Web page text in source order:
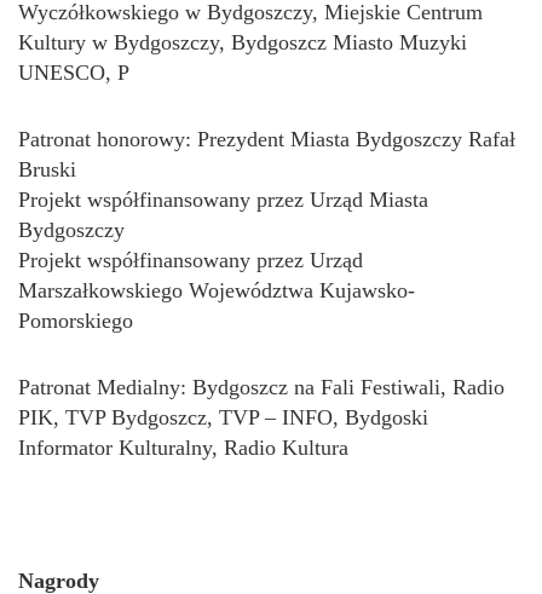
Wyczółkowskiego w Bydgoszczy, Miejskie Centrum
Kultury w Bydgoszczy, Bydgoszcz Miasto Muzyki
UNESCO, P
Patronat honorowy: Prezydent Miasta Bydgoszczy Rafał
Bruski
Projekt współfinansowany przez Urząd Miasta
Bydgoszczy
Projekt współfinansowany przez Urząd
Marszałkowskiego Województwa Kujawsko-
Pomorskiego
Patronat Medialny: Bydgoszcz na Fali Festiwali, Radio
PIK, TVP Bydgoszcz, TVP – INFO, Bydgoski
Informator Kulturalny, Radio Kultura
Nagrody